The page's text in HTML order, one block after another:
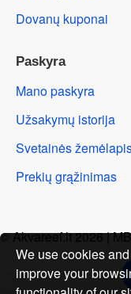
Dovanų kuponai
Paskyra
Mano paskyra
Užsakymų istorija
Svetainės
Prekių grąžinimas
© Akvareef.lt 2026 |
We use cookies
improve your